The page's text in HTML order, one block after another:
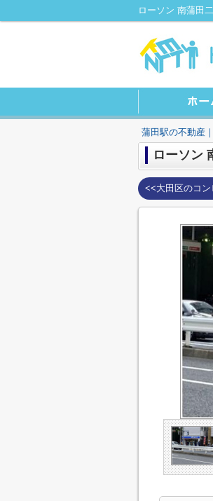
ローソン 南蒲田
蒲田駅の不動産
ローソン
<<大田区のコ